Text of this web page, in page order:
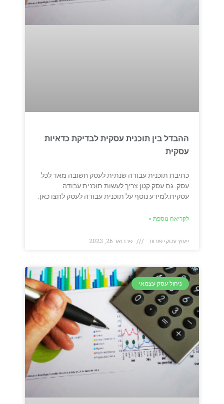
ההבדל בין תוכנית עסקית לבדיקת כדאיות
עסקית
כתיבת תוכנית עבודה שנתית לעסק חשובה מאד לכל
עסק. גם עסק קטן צריך לעשות תוכנית עבודה
עסקית.למידע נוסף על תוכנית עבודה לעסק לחצו כאן.
לקריאה נוספת »
ייעוץ עסקי פורווד פברואר 26, 2023
ניהול עסק עצמאי